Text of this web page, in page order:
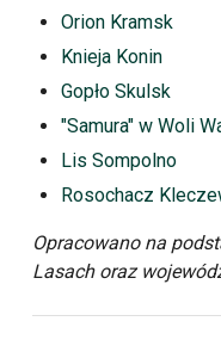
Orion Kramsk
Knieja Konin
Gopło Skulsk
"Samura" w Woli
Lis Sompolno
Rosochacz
Opracowano na
Lasach oraz